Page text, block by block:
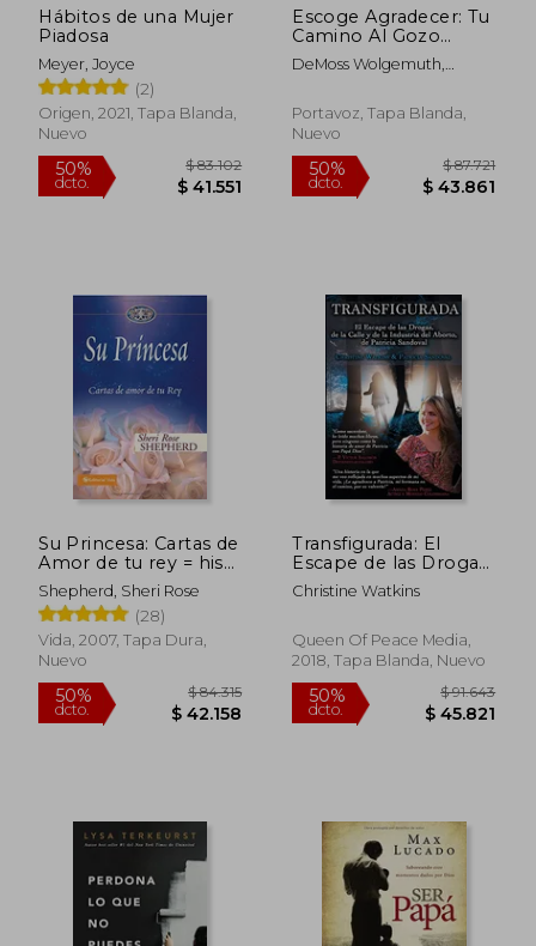
50%
dcto. $ 46.750
50%
dcto.
50% $ 90.327 50%
Hábitos de una Mujer
Piadosa
Meyer, Joyce
(2)
Origen, 2021, Tapa Blanda,
Nuevo
Escoge Agradecer: Tu
Camino Al Gozo
(Choosing Gratitude)
DeMoss Wolgemuth,
Portavoz, Tapa Blanda,
Nuevo
Su Princesa: Cartas de
Amor de tu rey = his
Princess
Shepherd, Sheri Rose
(28)
Vida, 2007, Tapa Dura,
Nuevo
Transfigurada: El
Escape de las Drogas,
de la Calle y de la
Industria del Aborto,
Christine Watkins
Queen Of Peace Media,
2018, Tapa Blanda, Nuevo